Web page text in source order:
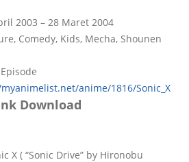
2003 – 28 Maret 2004
Comedy, Kids, Mecha, Shounen
anime/1816/Sonic_X
Download
X ( “Sonic Drive” by Hironobu